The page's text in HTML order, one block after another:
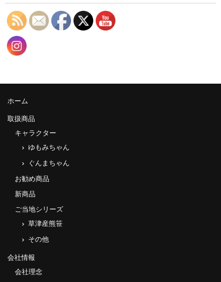
送料のご案内
スタッフブログ
草津Tip店
ホーム
取扱商品
キャラクター
ゆもみちゃん
ぐんまちゃん
お勧め商品
新商品
ご当地シリーズ
草津産熊笹
その他
会社情報
会社理念